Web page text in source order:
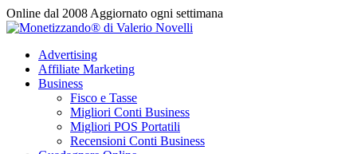
Vai
al
Online dal 2008 Aggiornato ogni settimana
Advertising
Affiliate Marketing
Business
Fisco e Tasse
Migliori Conti Business
Migliori POS Portatili
Recensioni Conti Business